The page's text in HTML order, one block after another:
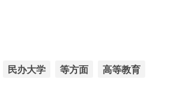
民办大学 等方面 高等教育